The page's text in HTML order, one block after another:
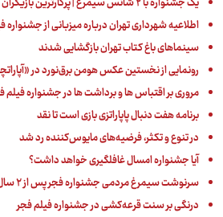
اطلاعیه شهرداری تهران درباره میزبانی از جشنواره
سینماهای باغ کتاب تهران بازگشایی شدند
رونمایی از نخستین عکس هومن برق‌نورد در
مروری بر اقتباس ها و برداشت ها در جشنواره فیلم فجر
برنامه هفت دنبال پاپاراتزی بازی است تا نقد
در تنوع و تکثر، فرضیه‌های مایوس‌کننده رد شد
آیا جشنواره امسال غافلگیری خواهد داشت؟
سرنوشت سیمرغ مردمی جشنواره فجر پس از ۲ سال حذف چه می‌شود؟
درنگی بر سنت قرعه‌کشی در جشنواره فیلم فجر